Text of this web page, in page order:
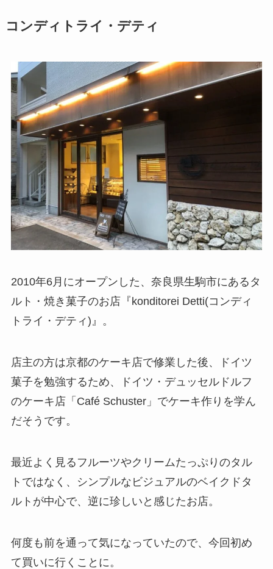
コンディトライ・デティ
2010年6月にオープンした、奈良県生駒市にあるタ
ルト・焼き菓子のお店『konditorei Detti(コンディ
トライ・デティ)』。
店主の方は京都のケーキ店で修業した後、ドイツ
菓子を勉強するため、ドイツ・デュッセルドルフ
のケーキ店「Café Schuster」でケーキ作りを学ん
だそうです。
最近よく見るフルーツやクリームたっぷりのタル
トではなく、シンプルなビジュアルのベイクドタ
ルトが中心で、逆に珍しいと感じたお店。
何度も前を通って気になっていたので、今回初め
て買いに行くことに。